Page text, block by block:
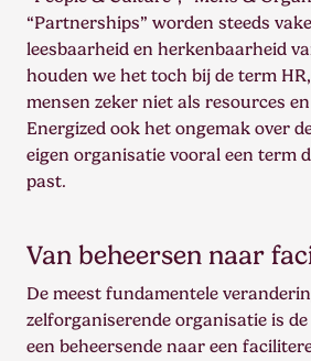
“Partnerships” worden steeds
leesbaarheid en herkenbaarheid
houden we het toch bij de term
mensen zeker niet als resources
Energized ook het ongemak over
eigen organisatie vooral een term
past.
Van beheersen naar
De meest fundamentele
zelforganiserende organisatie is
een beheersende naar een